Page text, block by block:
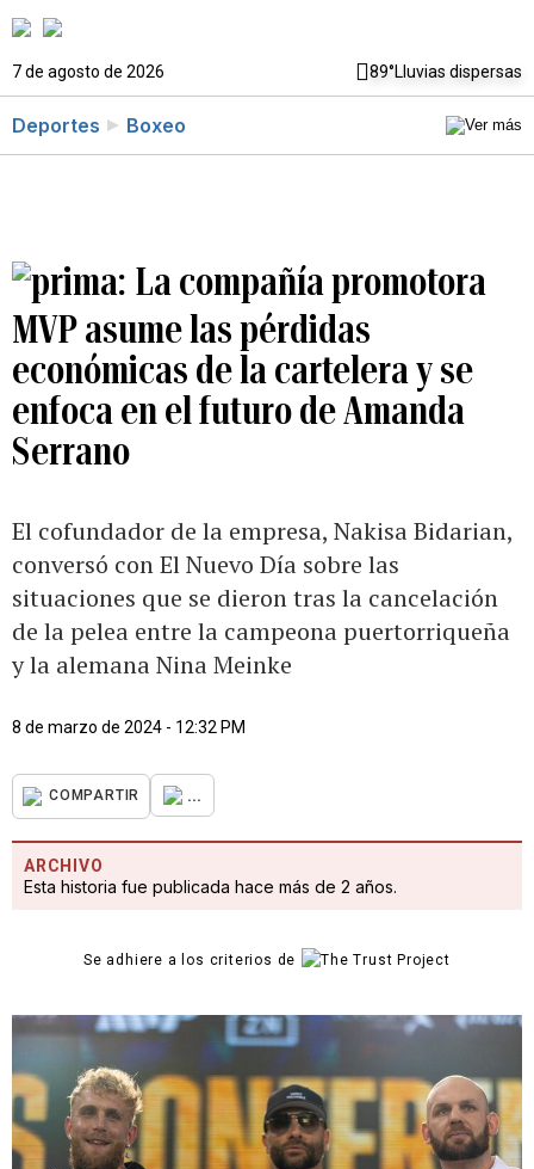
7 de agosto de 2026 89°Lluvias dispersas
Deportes Boxeo
La compañía promotora
MVP asume las pérdidas
económicas de la cartelera y se
enfoca en el futuro de Amanda
Serrano
El cofundador de la empresa, Nakisa Bidarian,
conversó con El Nuevo Día sobre las
situaciones que se dieron tras la cancelación
de la pelea entre la campeona puertorriqueña
y la alemana Nina Meinke
8 de marzo de 2024 - 12:32 PM
COMPARTIR ...
ARCHIVO
Esta historia fue publicada hace más de 2 años.
Se adhiere a los criterios de